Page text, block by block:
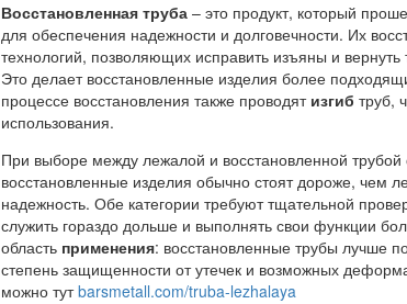
Восстановленная труба – это продукт, который
для обеспечения надежности и долговечности. Их
технологий, позволяющих исправить изъяны и
Это делает восстановленные изделия более
процессе восстановления также проводят изгиб труб,
использования.
При выборе между лежалой и восстановленной трубой
восстановленные изделия обычно стоят дороже, чем
надежность. Обе категории требуют тщательной
служить гораздо дольше и выполнять свои функции
область применения: восстановленные трубы лучше
степень защищенности от утечек и возможных
можно тутbarsmetall.com/truba-lezhalaya